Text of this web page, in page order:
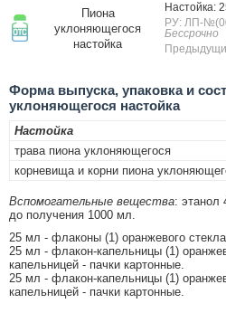
Пиона
уклоняющегося
настойка
Настойка:
РУ: ЛП-
Бессрочно
Форма выпуска, упаковка и
уклоняющегося настойка
Настойка
трава пиона уклоняющегося
корневища и корни пиона
Вспомогательные вещества: этанол
до получения 1000 мл.
25 мл - флаконы (1) оранжевого
25 мл - флакон-капельницы (1)
капельницей - пачки картонные.
25 мл - флакон-капельницы (1)
капельницей - пачки картонные.